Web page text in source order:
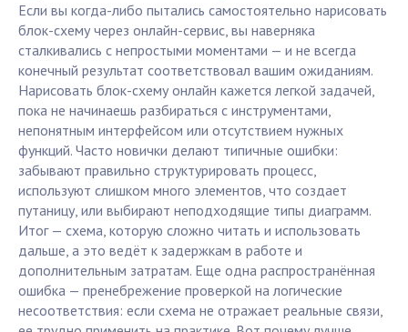
Если вы когда-либо пытались самостоятельно нарисовать
блок-схему через онлайн-сервис, вы наверняка
сталкивались с непростыми моментами — и не всегда
конечный результат соответствовал вашим ожиданиям.
Нарисовать блок-схему онлайн кажется легкой задачей,
пока не начинаешь разбираться с инструментами,
непонятным интерфейсом или отсутствием нужных
функций. Часто новички делают типичные ошибки:
забывают правильно структурировать процесс,
используют слишком много элементов, что создает
путаницу, или выбирают неподходящие типы диаграмм.
Итог — схема, которую сложно читать и использовать
дальше, а это ведёт к задержкам в работе и
дополнительным затратам. Еще одна распространённая
ошибка — пренебрежение проверкой на логические
несоответствия: если схема не отражает реальные связи,